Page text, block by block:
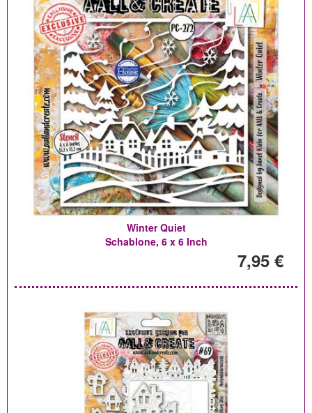
Winter Quiet
Schablone, 6 x 6 Inch
7,95 €